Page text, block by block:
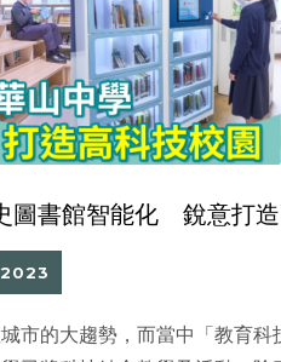
圖書館智能化 銳意打
2023
市的大趨勢，而當中「教育科